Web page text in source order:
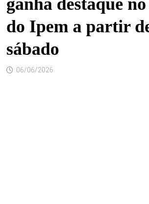
ganha destaque
do Ipem a partir
sábado
06/06/2026